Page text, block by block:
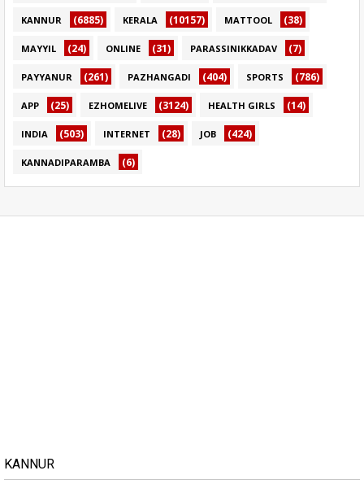
KANNUR (6885) KERALA (10157) MATTOOL (38)
MAYYIL (24) ONLINE (31) PARASSINIKKADAV (7)
PAYYANUR (261) PAZHANGADI (404) SPORTS (786)
APP (25) EZHOMELIVE (3124) HEALTH GIRLS (14)
INDIA (503) INTERNET (28) JOB (424)
KANNADIPARAMBA (6)
KANNUR